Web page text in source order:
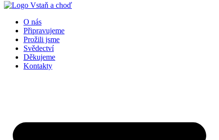
O nás
Připravujeme
Prožili jsme
Svědectví
Děkujeme
Kontakty